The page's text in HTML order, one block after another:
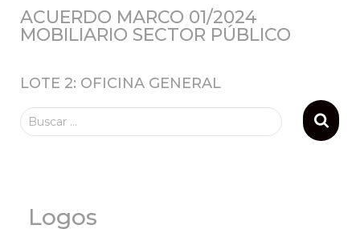
ACUERDO MARCO 01/2024
MOBILIARIO SECTOR PÚBLICO
LOTE 2: OFICINA GENERAL
Buscar …
Logos